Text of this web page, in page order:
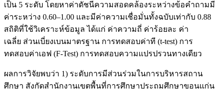
เป็น 5 ระดับ โดยหาค่าดัชนีความสอดคล้องระหว่างข้อคำถามมี
ค่าระหว่าง 0.60–1.00 และมีค่าความเชื่อมั่นทั้งฉบับเท่ากับ 0.88
สถิติที่ใช้วิเคราะห์ข้อมูล ได้แก่ ค่าความถี่ ค่าร้อยละ ค่า
เฉลี่ย ส่วนเบี่ยงเบนมาตรฐาน การทดสอบค่าที (t-test) การ
ทดสอบค่าเอฟ (F-Test) การทดสอบความแปรปรวนทางเดียว
ผลการวิจัยพบว่า 1) ระดับการมีส่วนร่วมในการบริหารสถาน
ศึกษา สังกัดสำนักงานเขตพื้นที่การศึกษาประถมศึกษาขอนแก่น